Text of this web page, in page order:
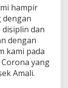
hampir
dan
dengan
kami pada
yang
Amali.